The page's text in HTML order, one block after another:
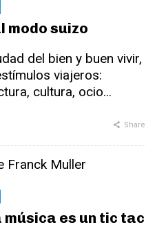
modo suizo
del bien y buen vivir,
viajeros:
cultura, ocio…
Share
música es un tic tac